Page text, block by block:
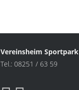
Vereinsheim Sportpark
Tel.: 08251 / 63 59